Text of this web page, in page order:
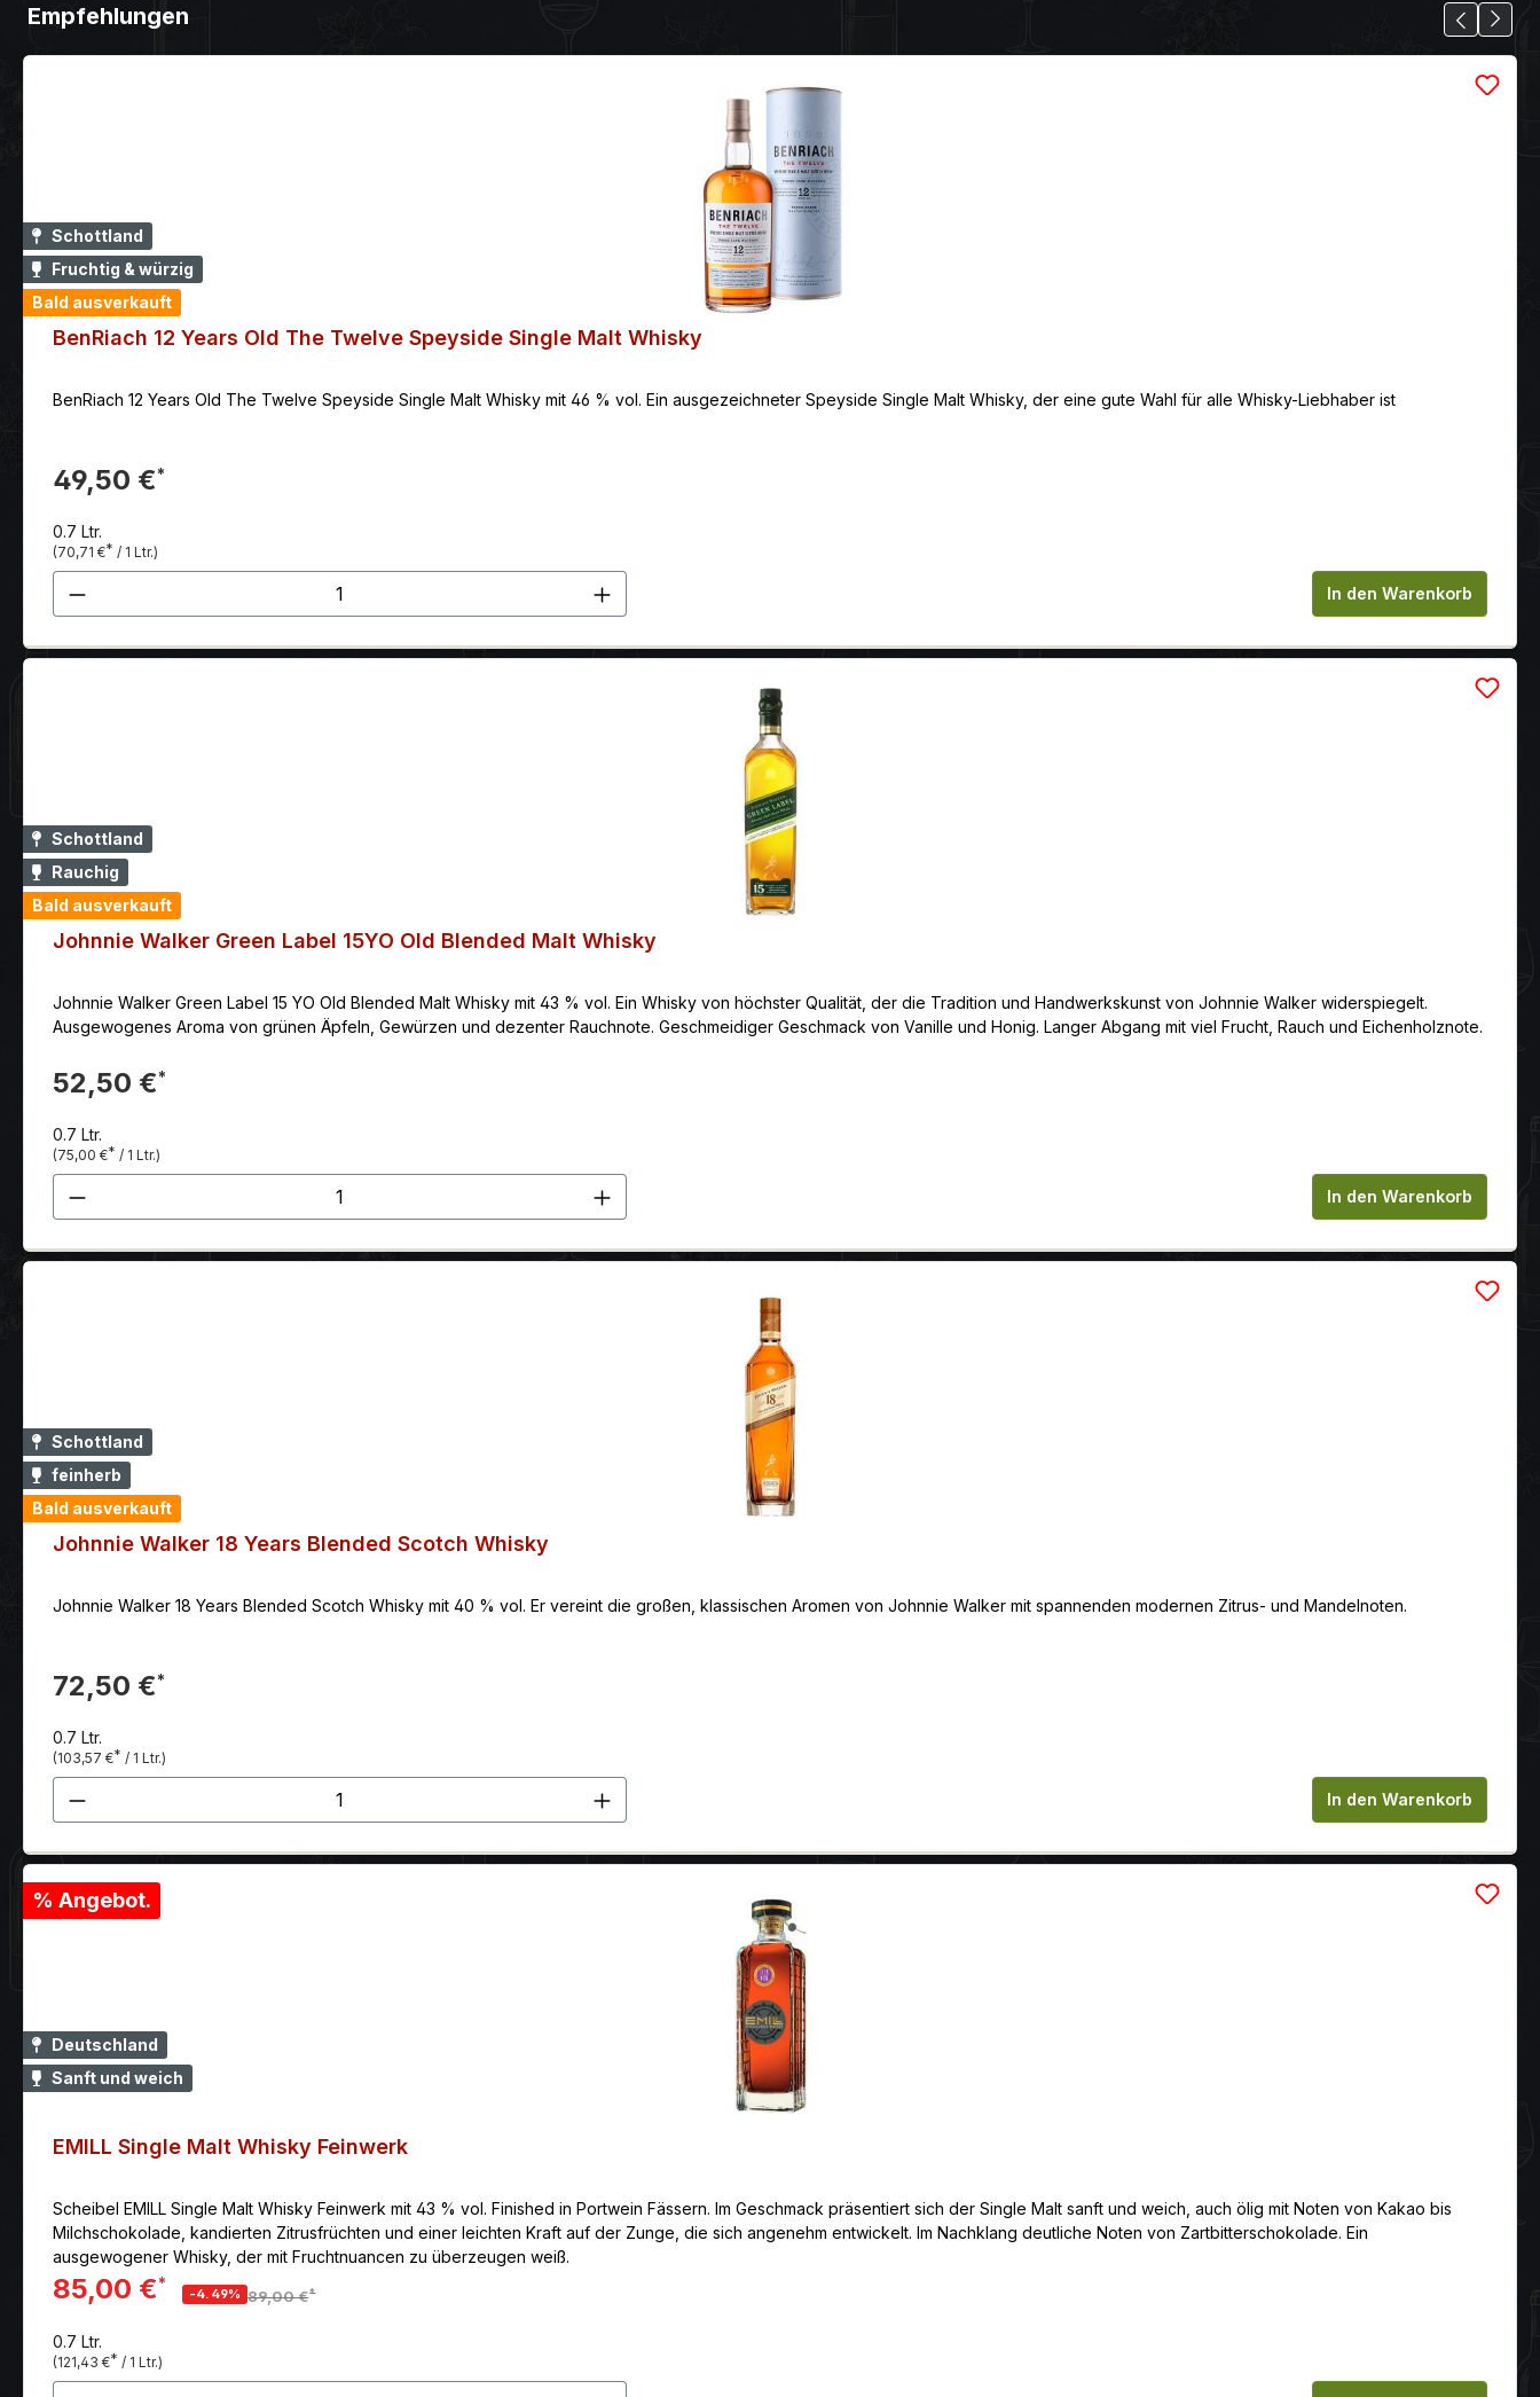
Empfehlungen
Schottland
Fruchtig & würzig
Bald ausverkauft
BenRiach 12 Years Old The Twelve Speyside Single Malt Whisky
BenRiach 12 Years Old The Twelve Speyside Single Malt Whisky mit 46 % vol. Ein ausgezeichneter Speyside Single Malt Whisky, der eine gute Wahl für alle Whisky-Liebhaber ist
49,50 €*
0.7 Ltr.
(70,71 €* / 1 Ltr.)
Produkt Anzahl: Gib den gewünschten Wert ein oder benutze die Schaltflächen um die Anzahl zu erhöhen oder
In den Warenkorb
Schottland
Rauchig
Bald ausverkauft
Johnnie Walker Green Label 15YO Old Blended Malt Whisky
Johnnie Walker Green Label 15 YO Old Blended Malt Whisky mit 43 % vol. Ein Whisky von höchster Qualität, der die Tradition und Handwerkskunst von Johnnie Walker widerspiegelt.
Ausgewogenes Aroma von grünen Äpfeln, Gewürzen und dezenter Rauchnote. Geschmeidiger Geschmack von Vanille und Honig. Langer Abgang mit viel Frucht, Rauch und Eichenholznote.
52,50 €*
0.7 Ltr.
(75,00 €* / 1 Ltr.)
Produkt Anzahl: Gib den gewünschten Wert ein oder benutze die Schaltflächen um die Anzahl zu erhöhen oder
In den Warenkorb
Schottland
feinherb
Bald ausverkauft
Johnnie Walker 18 Years Blended Scotch Whisky
Johnnie Walker 18 Years Blended Scotch Whisky mit 40 % vol. Er vereint die großen, klassischen Aromen von Johnnie Walker mit spannenden modernen Zitrus- und Mandelnoten.
72,50 €*
0.7 Ltr.
(103,57 €* / 1 Ltr.)
Produkt Anzahl: Gib den gewünschten Wert ein oder benutze die Schaltflächen um die Anzahl zu erhöhen oder
In den Warenkorb
% Angebot.
Deutschland
Sanft und weich
EMILL Single Malt Whisky Feinwerk
Scheibel EMILL Single Malt Whisky Feinwerk mit 43 % vol. Finished in Portwein Fässern. Im Geschmack präsentiert sich der Single Malt sanft und weich, auch ölig mit Noten von Kakao bis
Milchschokolade, kandierten Zitrusfrüchten und einer leichten Kraft auf der Zunge, die sich angenehm entwickelt. Im Nachklang deutliche Noten von Zartbitterschokolade. Ein
ausgewogener Whisky, der mit Fruchtnuancen zu überzeugen weiß.
85,00 €*
-4.49% 89,00 €*
0.7 Ltr.
(121,43 €* / 1 Ltr.)